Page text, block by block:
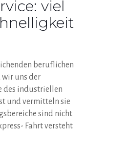
viel
beruflichen
wir uns der
des industriellen
und vermitteln sie
sind nicht
Fahrt versteht